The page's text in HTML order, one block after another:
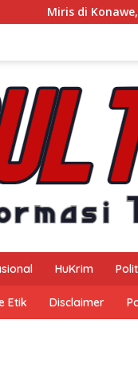
Miris di Konawe,
HuKrim
Etik Disclaimer